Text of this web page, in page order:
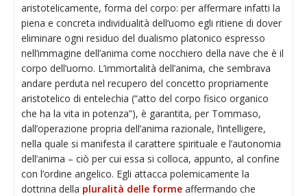
aristotelicamente, forma del corpo: per affermare infatti la
piena e concreta individualità dell’uomo egli ritiene di dover
eliminare ogni residuo del dualismo platonico espresso
nell’immagine dell’anima come nocchiero della nave che è il
corpo dell’uomo. L’immortalità dell’anima, che sembrava
andare perduta nel recupero del concetto propriamente
aristotelico di entelechia (“atto del corpo fisico organico
che ha la vita in potenza”), è garantita, per Tommaso,
dall’operazione propria dell’anima razionale, l’intelligere,
nella quale si manifesta il carattere spirituale e l’autonomia
dell’anima – ciò per cui essa si colloca, appunto, al confine
con l’ordine angelico. Egli attacca polemicamente la
dottrina della pluralità delle forme affermando che